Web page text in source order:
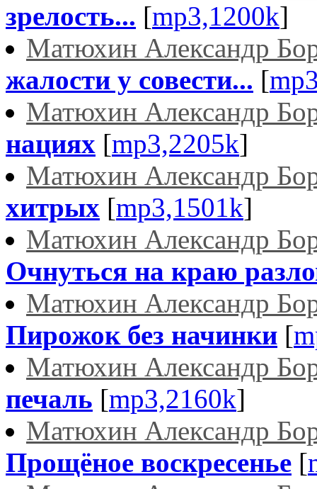
зрелость... [mp3,1200k]
Матюхин Александр
жалости у совести... [
Матюхин Александр
нациях [mp3,2205k]
Матюхин Александр
хитрых [mp3,1501k]
Матюхин Александр
Очнуться на краю
Матюхин Александр
Пирожок без начинки [
Матюхин Александр
печаль [mp3,2160k]
Матюхин Александр
Прощёное воскресенье [